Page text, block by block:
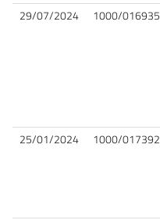
29/07/2024 1000/016935
25/01/2024 1000/017392